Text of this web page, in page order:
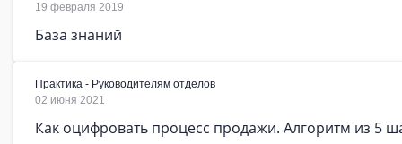
19 февраля 2019
База знаний
Практика - Руководителям отделов
02 июня 2021
Как оцифровать процесс продажи. Алгоритм из 5